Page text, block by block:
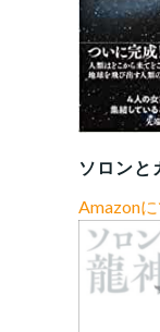
ソロンと
Amazon